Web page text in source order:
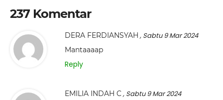
237 Komentar
DERA FERDIANSYAH , Sabtu 9 Mar 2024
Mantaaaap
Reply
EMILIA INDAH C, Sabtu 9 Mar 2024